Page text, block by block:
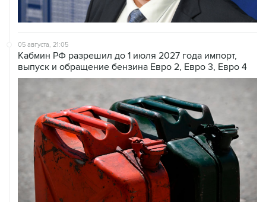
05 августа, 21:05
Кабмин РФ разрешил до 1 июля 2027 года импорт,
выпуск и обращение бензина Евро 2, Евро 3, Евро 4